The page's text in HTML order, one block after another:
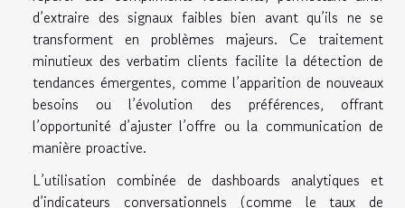
d’extraire des signaux faibles bien avant qu’ils ne se
transforment en problèmes majeurs. Ce traitement
minutieux des verbatim clients facilite la détection de
tendances émergentes, comme l’apparition de nouveaux
besoins ou l’évolution des préférences, offrant
l’opportunité d’ajuster l’offre ou la communication de
manière proactive.
L’utilisation combinée de dashboards analytiques et
d’indicateurs conversationnels (comme le taux de